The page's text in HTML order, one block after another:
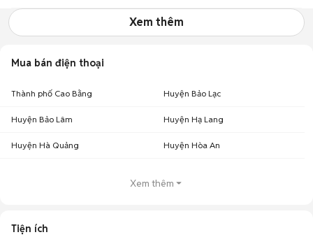
Xem thêm
Mua bán điện thoại
Thành phố Cao Bằng Huyện Bảo Lạc
Huyện Bảo Lâm Huyện Hạ Lang
Huyện Hà Quảng Huyện Hòa An
Xem thêm
Tiện ích